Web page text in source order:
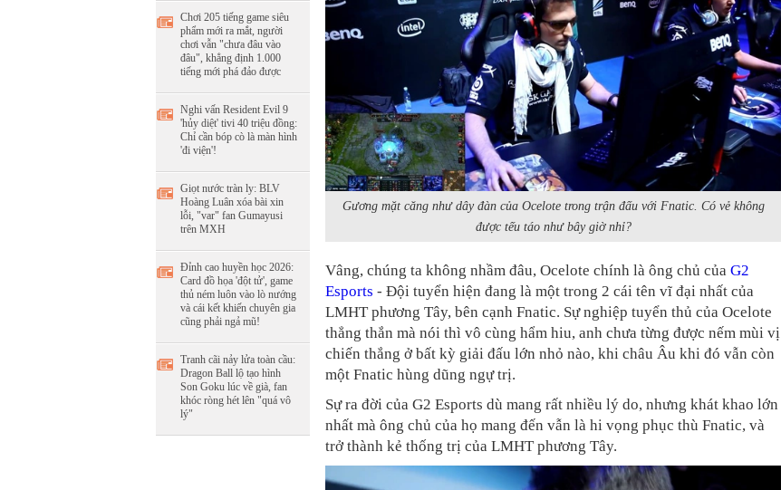
Chơi 205 tiếng game siêu
phẩm mới ra mắt, người
chơi vẫn "chưa đâu vào
đâu", khẳng định 1.000
tiếng mới phá đảo được
Nghi vấn Resident Evil 9
'hủy diệt' tivi 40 triệu đồng:
Chỉ cần bóp cò là màn hình
'đi viện'!
Giọt nước tràn ly: BLV
Hoàng Luân xóa bài xin
lỗi, "var" fan Gumayusi
trên MXH
Đỉnh cao huyền học 2026:
Card đồ họa 'đột tử', game
thủ ném luôn vào lò nướng
và cái kết khiến chuyên gia
cũng phải ngả mũ!
Tranh cãi nảy lửa toàn cầu:
Dragon Ball lộ tạo hình
Son Goku lúc về già, fan
khóc ròng hét lên "quá vô
lý"
Gương mặt căng như dây đàn của Ocelote trong trận đấu với Fnatic. Có vẻ không
được tếu táo như bây giờ nhỉ?
Vâng, chúng ta không nhầm đâu, Ocelote chính là ông chủ của G2
Esports - Đội tuyển hiện đang là một trong 2 cái tên vĩ đại nhất của
LMHT phương Tây, bên cạnh Fnatic. Sự nghiệp tuyển thủ của Ocelote
thẳng thắn mà nói thì vô cùng hẩm hiu, anh chưa từng được nếm mùi vị
chiến thắng ở bất kỳ giải đấu lớn nhỏ nào, khi châu Âu khi đó vẫn còn
một Fnatic hùng dũng ngự trị.
Sự ra đời của G2 Esports dù mang rất nhiều lý do, nhưng khát khao lớn
nhất mà ông chủ của họ mang đến vẫn là hi vọng phục thù Fnatic, và
trở thành kẻ thống trị của LMHT phương Tây.